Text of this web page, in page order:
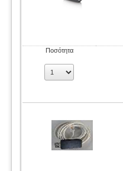
Ποσότητα